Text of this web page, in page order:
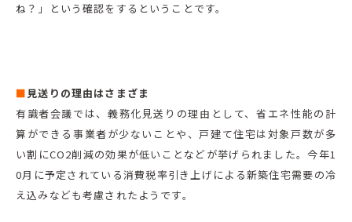
ね？」という確認をするということです。
■見送りの理由はさまざま
有識者会議では、義務化見送りの理由として、省エネ性能の計
算ができる事業者が少ないことや、戸建て住宅は対象戸数が多
い割にCO2削減の効果が低いことなどが挙げられました。今年1
0月に予定されている消費税率引き上げによる新築住宅需要の冷
え込みなども考慮されたようです。